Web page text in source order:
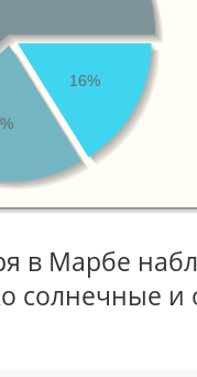
16%
в Марбе
солнечные